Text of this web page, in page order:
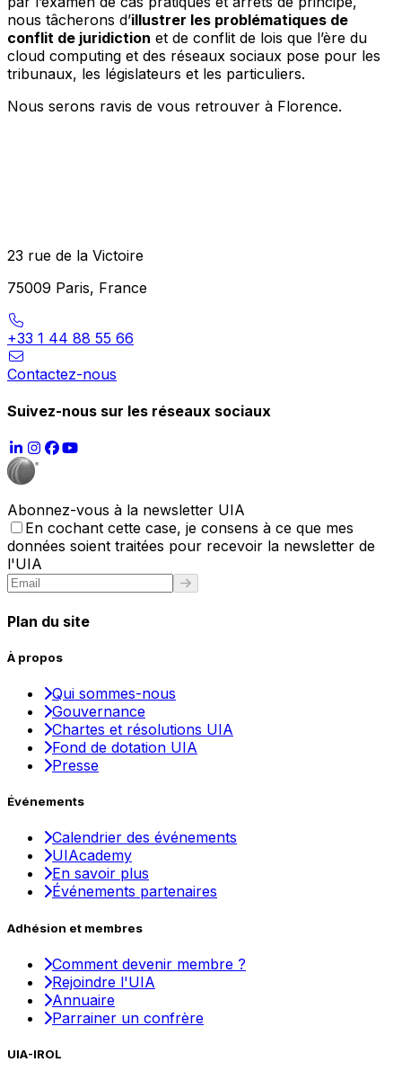
nous tâcherons d’illustrer les problématiques de
conflit de juridiction et de conflit de lois que l’ère du
cloud computing et des réseaux sociaux pose pour les
tribunaux, les législateurs et les particuliers.
Nous serons ravis de vous retrouver à Florence.
23 rue de la Victoire
75009 Paris, France
+33 1 44 88 55 66
Contactez-nous
Suivez-nous sur les réseaux sociaux
Abonnez-vous à la newsletter UIA
En cochant cette case, je consens à ce que mes
données soient traitées pour recevoir la newsletter de
l'UIA
Plan du site
À propos
Qui sommes-nous
Gouvernance
Chartes et résolutions UIA
Fond de dotation UIA
Presse
Événements
Calendrier des événements
UIAcademy
En savoir plus
Événements partenaires
Adhésion et membres
Comment devenir membre ?
Rejoindre l'UIA
Annuaire
Parrainer un confrère
UIA-IROL